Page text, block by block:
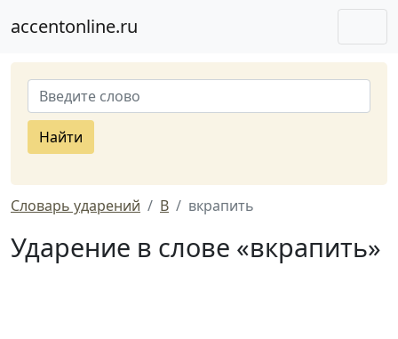
accentonline.ru
Найти
Словарь ударений В вкрапить
Ударение в слове «вкрапить»